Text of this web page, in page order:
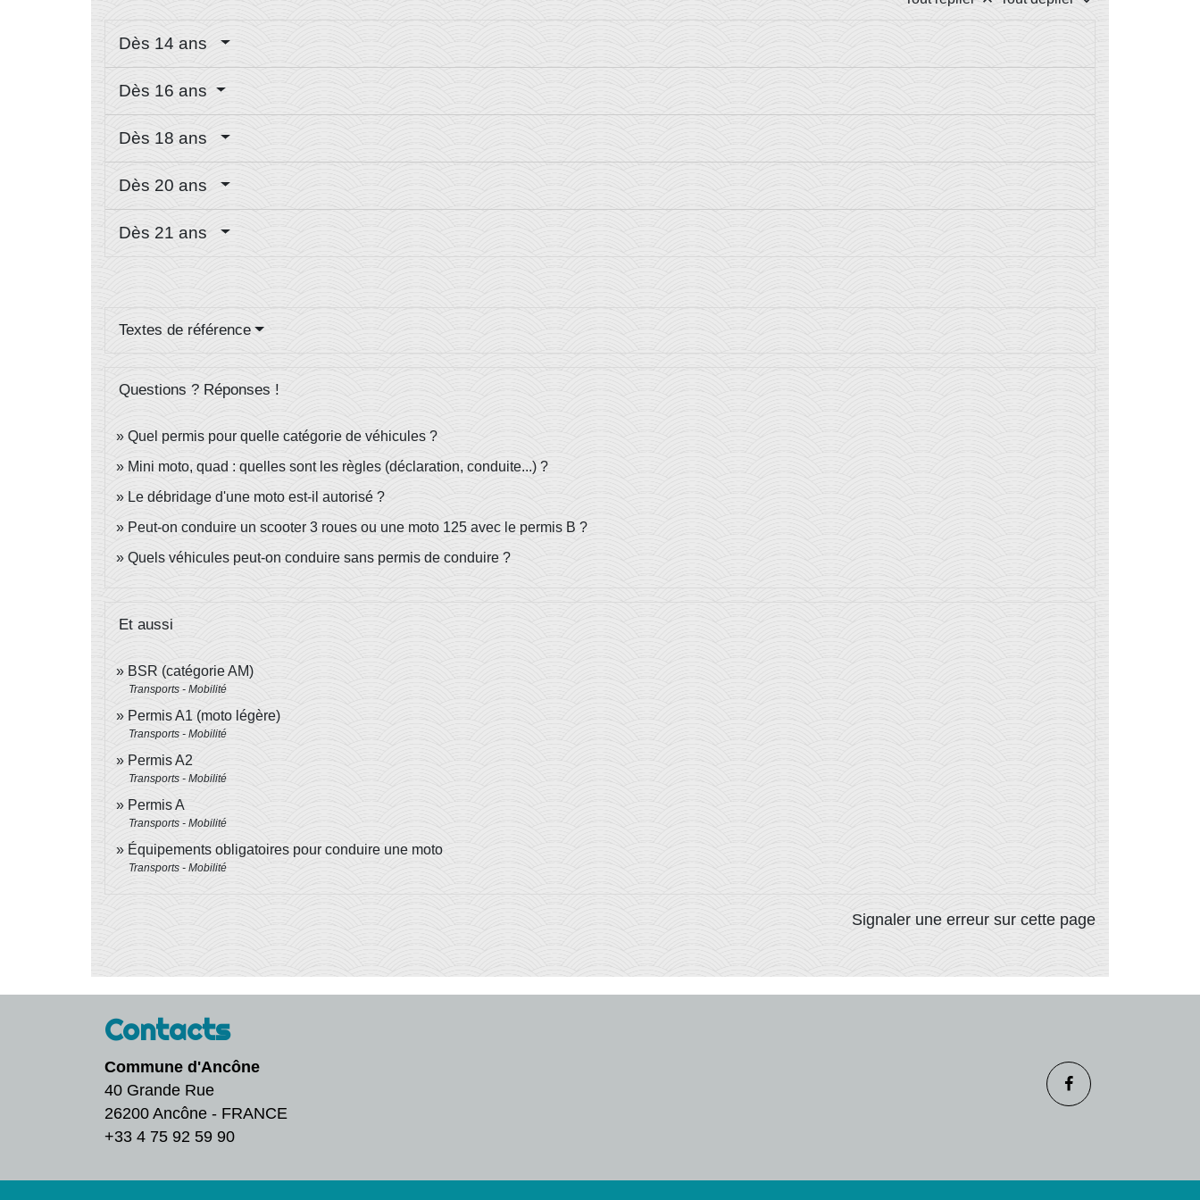
Dès 14 ans
Dès 16 ans
Dès 18 ans
Dès 20 ans
Dès 21 ans
Textes de référence
Questions ? Réponses !
Quel permis pour quelle catégorie de véhicules ?
Mini moto, quad : quelles sont les règles (déclaration, conduite...) ?
Le débridage d'une moto est-il autorisé ?
Peut-on conduire un scooter 3 roues ou une moto 125 avec le permis B ?
Quels véhicules peut-on conduire sans permis de conduire ?
Et aussi
BSR (catégorie AM)
Transports - Mobilité
Permis A1 (moto légère)
Transports - Mobilité
Permis A2
Transports - Mobilité
Permis A
Transports - Mobilité
Équipements obligatoires pour conduire une moto
Transports - Mobilité
Signaler une erreur sur cette page
Contacts
Commune d'Ancône
40 Grande Rue
26200 Ancône - FRANCE
+33 4 75 92 59 90